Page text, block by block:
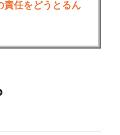
責任をどうとるん